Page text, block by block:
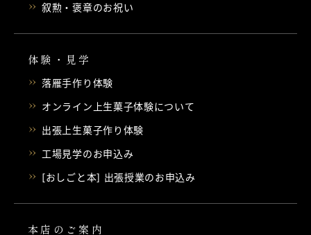
叙勲・褒章のお祝い
体験・見学
落雁手作り体験
オンライン上生菓子体験について
出張上生菓子作り体験
工場見学のお申込み
[おしごと本] 出張授業のお申込み
本店のご案内